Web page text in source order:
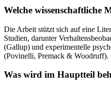
Welche wissenschaftliche
Die Arbeit stützt sich auf eine
Studien, darunter
(Gallup) und experimentelle
(Povinelli, Premack & Woodruff).
Was wird im Hauptteil